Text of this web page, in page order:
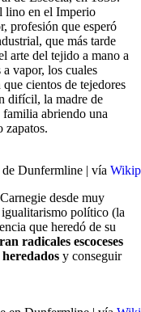
lino en el Imperio
profesión que esperó
que más tarde
arte del tejido a mano a
vapor, los cuales
cientos de tejedores
difícil, la madre de
abriendo una
zapatos.
Dunfermline | vía
desde muy
igualitarismo político (la
que heredó de su
radicales escoceses
y conseguir